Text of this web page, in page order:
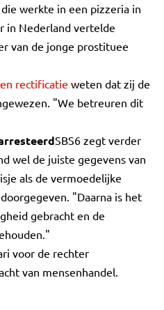
werkte in een pizzeria in
in Nederland vertelde
van de jonge prostituee
rectificatie weten dat zij de
"We betreuren dit
SBS6 zegt verder
wel de juiste gegevens van
als de vermoedelijke
"Daarna is het
gebracht en de
voor de rechter
van mensenhandel.